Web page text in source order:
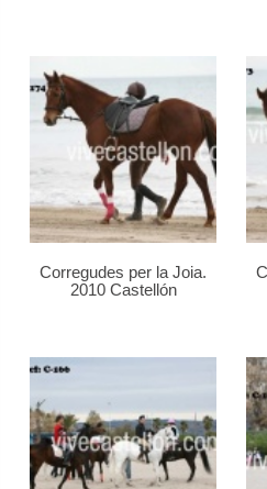
Corregudes per la Joia.
2010 Castellón